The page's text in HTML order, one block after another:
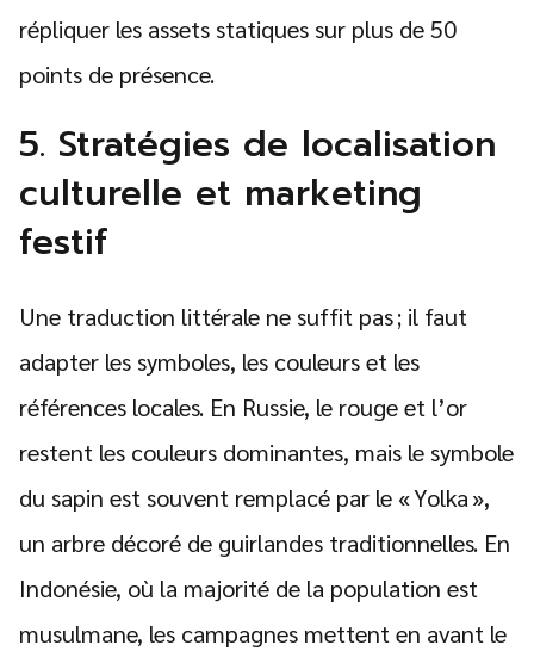
répliquer les assets statiques sur plus de 50
points de présence.
5. Stratégies de localisation
culturelle et marketing
festif
Une traduction littérale ne suffit pas ; il faut
adapter les symboles, les couleurs et les
références locales. En Russie, le rouge et l’or
restent les couleurs dominantes, mais le symbole
du sapin est souvent remplacé par le « Yolka »,
un arbre décoré de guirlandes traditionnelles. En
Indonésie, où la majorité de la population est
musulmane, les campagnes mettent en avant le